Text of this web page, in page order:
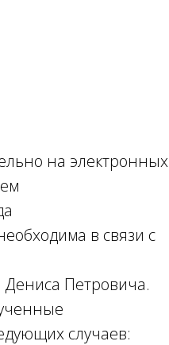
на электронных
в связи с
Петровича.
случаев: